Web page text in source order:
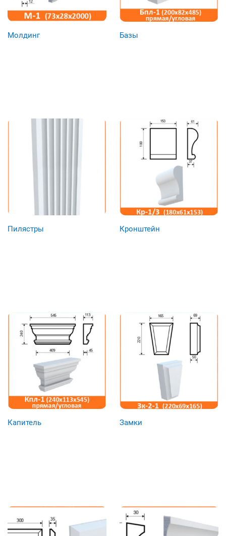
Молдинг Базы
Пилястры Кронштейн
Капитель Замки